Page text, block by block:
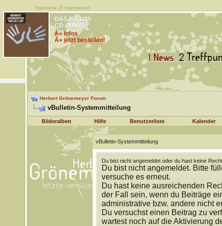
Startseite |Â Impressum
DAS IST LOS
CD / VINYL
Â» Infos
Â» jetzt bestellen!
Herbert Grönemeyer Forum
vBulletin-Systemmitteilung
Bilderalben Hilfe Benutzerliste Kalender
vBulletin-Systemmitteilung
Du bist nicht angemeldet oder du hast keine
Du bist nicht angemeldet. Bitte
versuche es erneut.
Du hast keine ausreichenden
der Fall sein, wenn du Beiträge
administrative bzw. andere nicht
Du versuchst einen Beitrag zu
wartest noch auf die Aktivierung